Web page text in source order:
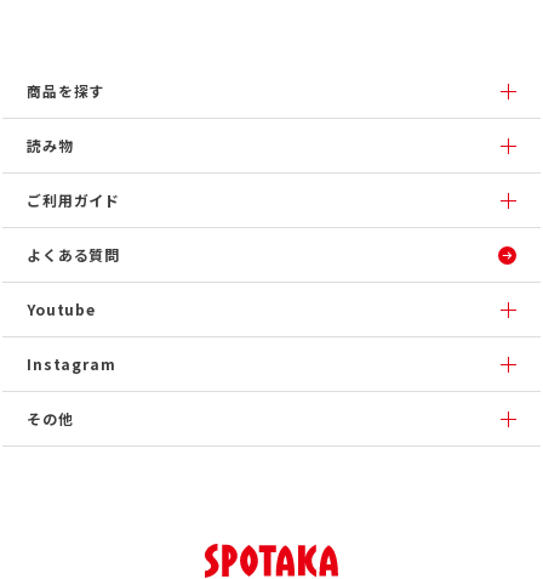
商品を探す
読み物
ご利用ガイド
よくある質問
Youtube
Instagram
その他